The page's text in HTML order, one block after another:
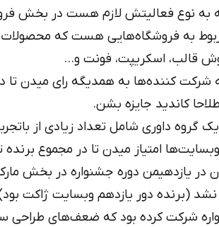
به نوع فعالیتش لازم هست در بخش
به فروشگاه‌هایی هست که محصولات
قالب، اسکریپت، فونت و…
کاندید جایزه بشن.
یک گروه داوری شامل تعداد زیادی از
وبسایت‌ها امتیاز میدن تا در مجموع
در یازدهیمن دوره جشنواره در بخش
(برنده دور یازدهم وبسایت ژاکت
شرکت کرده بود که ضعف‌های طراحی